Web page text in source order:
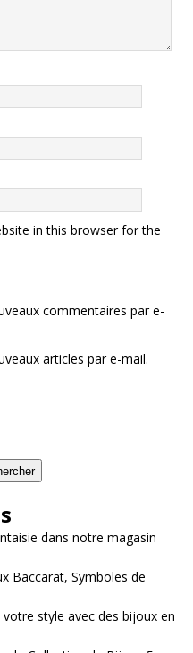
in this browser for the
commentaires par e-
articles par e-mail.
dans notre magasin
Baccarat, Symboles de
style avec des bijoux en